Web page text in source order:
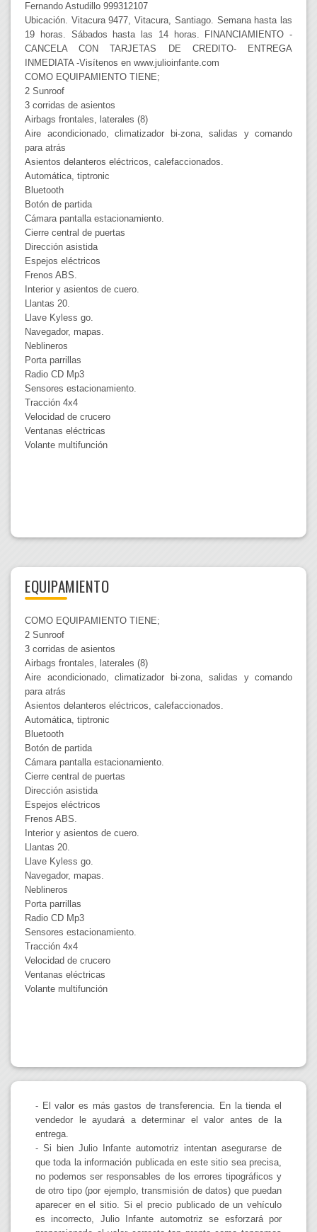
Fernando Astudillo 999312107
Ubicación. Vitacura 9477, Vitacura, Santiago. Semana hasta las
19 horas. Sábados hasta las 14 horas. FINANCIAMIENTO -
CANCELA CON TARJETAS DE CREDITO- ENTREGA
INMEDIATA -Visítenos en www.julioinfante.com
COMO EQUIPAMIENTO TIENE;
2 Sunroof
3 corridas de asientos
Airbags frontales, laterales (8)
Aire acondicionado, climatizador bi-zona, salidas y comando
para atrás
Asientos delanteros eléctricos, calefaccionados.
Automática, tiptronic
Bluetooth
Botón de partida
Cámara pantalla estacionamiento.
Cierre central de puertas
Dirección asistida
Espejos eléctricos
Frenos ABS.
Interior y asientos de cuero.
Llantas 20.
Llave Kyless go.
Navegador, mapas.
Neblineros
Porta parrillas
Radio CD Mp3
Sensores estacionamiento.
Tracción 4x4
Velocidad de crucero
Ventanas eléctricas
Volante multifunción
EQUIPAMIENTO
COMO EQUIPAMIENTO TIENE;
2 Sunroof
3 corridas de asientos
Airbags frontales, laterales (8)
Aire acondicionado, climatizador bi-zona, salidas y comando
para atrás
Asientos delanteros eléctricos, calefaccionados.
Automática, tiptronic
Bluetooth
Botón de partida
Cámara pantalla estacionamiento.
Cierre central de puertas
Dirección asistida
Espejos eléctricos
Frenos ABS.
Interior y asientos de cuero.
Llantas 20.
Llave Kyless go.
Navegador, mapas.
Neblineros
Porta parrillas
Radio CD Mp3
Sensores estacionamiento.
Tracción 4x4
Velocidad de crucero
Ventanas eléctricas
Volante multifunción
- El valor es más gastos de transferencia. En la tienda el
vendedor le ayudará a determinar el valor antes de la
entrega.
- Si bien Julio Infante automotriz intentan asegurarse de
que toda la información publicada en este sitio sea precisa,
no podemos ser responsables de los errores tipográficos y
de otro tipo (por ejemplo, transmisión de datos) que puedan
aparecer en el sitio. Si el precio publicado de un vehículo
es incorrecto, Julio Infante automotriz se esforzará por